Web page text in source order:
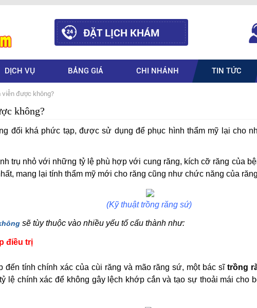
ĐẶT LỊCH KHÁM
DỊCH VỤ BẢNG GIÁ CHI NHÁNH TIN TỨC
được không?
không?
đối khá phức tạp, được sử dụng để phục hình thẩm mỹ lại cho
trụ nhỏ với những tỷ lệ phù hợp với cung răng, kích cỡ răng của
mang lại tính thẩm mỹ mới cho răng cũng như chức năng của
(Kỹ thuật trồng răng sứ)
sẽ tùy thuộc vào nhiều yếu tố cấu thành như:
điều trị
tính chính xác của cùi răng và mão răng sứ, một bác sĩ trồng
lệ chính xác để không gây lệch khớp cắn và tạo sự thoải mái